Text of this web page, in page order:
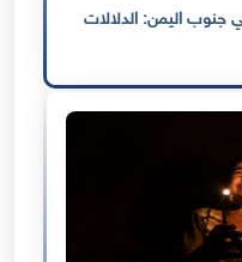
جنوب اليمن: الدلالات